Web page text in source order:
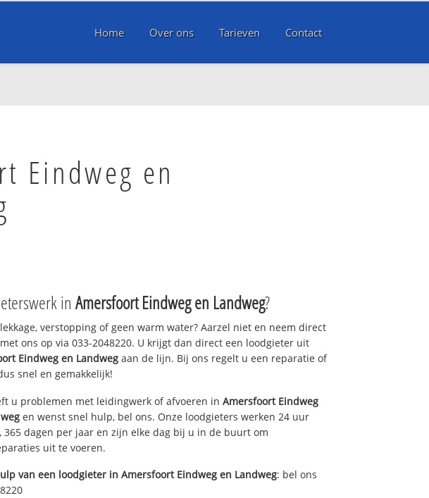
Home Over ons Tarieven Contact
Eindweg en
in Amersfoort Eindweg en Landweg?
verstopping of geen warm water? Aarzel niet en neem direct
ons op via 033-2048220. U krijgt dan direct een loodgieter uit
Eindweg en Landweg aan de lijn. Bij ons regelt u een reparatie of
snel en gemakkelijk!
u problemen met leidingwerk of afvoeren in Amersfoort Eindweg
en wenst snel hulp, bel ons. Onze loodgieters werken 24 uur
365 dagen per jaar en zijn elke dag bij u in de buurt om
uit te voeren.
van een loodgieter in Amersfoort Eindweg en Landweg: bel ons